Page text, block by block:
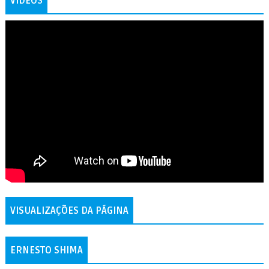
VISUALIZAÇÕES DA PÁGINA
ERNESTO SHIMA